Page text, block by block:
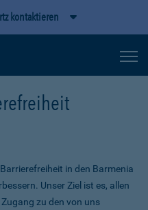
kontaktieren
in den Barmenia
Unser Ziel ist es, allen
zu den von uns